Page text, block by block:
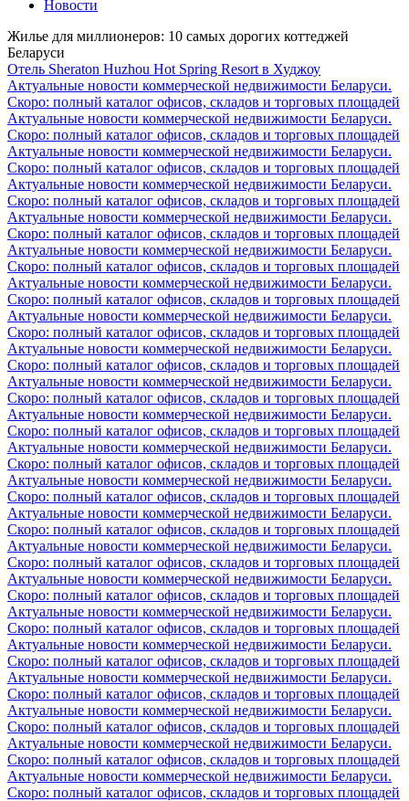
Новости
Жилье для миллионеров: 10 самых дорогих коттеджей
Беларуси
Отель Sheraton Huzhou Hot Spring Resort в Худжоу
Актуальные новости коммерческой недвижимости Беларуси.
Скоро: полный каталог офисов, складов и торговых площадей
Актуальные новости коммерческой недвижимости Беларуси.
Скоро: полный каталог офисов, складов и торговых площадей
Актуальные новости коммерческой недвижимости Беларуси.
Скоро: полный каталог офисов, складов и торговых площадей
Актуальные новости коммерческой недвижимости Беларуси.
Скоро: полный каталог офисов, складов и торговых площадей
Актуальные новости коммерческой недвижимости Беларуси.
Скоро: полный каталог офисов, складов и торговых площадей
Актуальные новости коммерческой недвижимости Беларуси.
Скоро: полный каталог офисов, складов и торговых площадей
Актуальные новости коммерческой недвижимости Беларуси.
Скоро: полный каталог офисов, складов и торговых площадей
Актуальные новости коммерческой недвижимости Беларуси.
Скоро: полный каталог офисов, складов и торговых площадей
Актуальные новости коммерческой недвижимости Беларуси.
Скоро: полный каталог офисов, складов и торговых площадей
Актуальные новости коммерческой недвижимости Беларуси.
Скоро: полный каталог офисов, складов и торговых площадей
Актуальные новости коммерческой недвижимости Беларуси.
Скоро: полный каталог офисов, складов и торговых площадей
Актуальные новости коммерческой недвижимости Беларуси.
Скоро: полный каталог офисов, складов и торговых площадей
Актуальные новости коммерческой недвижимости Беларуси.
Скоро: полный каталог офисов, складов и торговых площадей
Актуальные новости коммерческой недвижимости Беларуси.
Скоро: полный каталог офисов, складов и торговых площадей
Актуальные новости коммерческой недвижимости Беларуси.
Скоро: полный каталог офисов, складов и торговых площадей
Актуальные новости коммерческой недвижимости Беларуси.
Скоро: полный каталог офисов, складов и торговых площадей
Актуальные новости коммерческой недвижимости Беларуси.
Скоро: полный каталог офисов, складов и торговых площадей
Актуальные новости коммерческой недвижимости Беларуси.
Скоро: полный каталог офисов, складов и торговых площадей
Актуальные новости коммерческой недвижимости Беларуси.
Скоро: полный каталог офисов, складов и торговых площадей
Актуальные новости коммерческой недвижимости Беларуси.
Скоро: полный каталог офисов, складов и торговых площадей
Актуальные новости коммерческой недвижимости Беларуси.
Скоро: полный каталог офисов, складов и торговых площадей
Актуальные новости коммерческой недвижимости Беларуси.
Скоро: полный каталог офисов, складов и торговых площадей